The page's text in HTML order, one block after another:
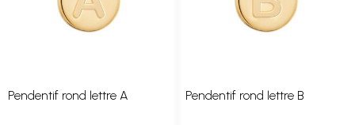
Pendentif rond lettre A Pendentif rond lettre B